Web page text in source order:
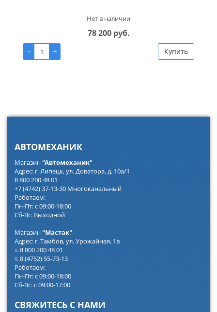
Нет в наличии
78 200 руб.
-
+ Купить
АВТОМЕХАНИК
Магазин"Автомеханик"
Адрес: г. Липецк, ул. Доватора, д. 10а/1
8 800 200 48 01
+7 (4742) 37-13-30 Многоканальный
Работаем:
Пн-Пт: с 09:00-18:00
Сб-Вс: Выходной
Магазин"Мастак"
Адрес: г. Тамбов, ул. Урожайная, 1в
т. 8 800 200 48 01
т. 8 (4752) 55-73-13
Работаем:
Пн-Пт: с 09:00-18:00
Сб-Вс: с 09:00-17:00
СВЯЖИТЕСЬ С НАМИ